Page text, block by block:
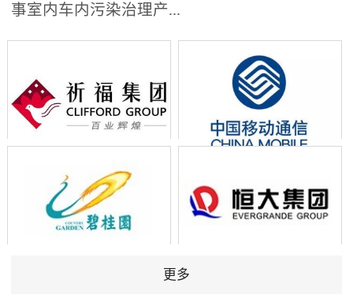
事室内车内污染治理产...
更多